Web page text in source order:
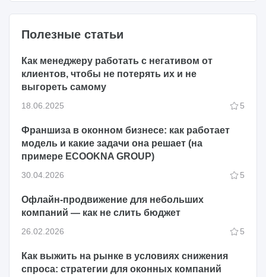
Полезные статьи
Как менеджеру работать с негативом от
клиентов, чтобы не потерять их и не
выгореть самому
18.06.2025 5
Франшиза в оконном бизнесе: как работает
модель и какие задачи она решает (на
примере ECOOKNA GROUP)
30.04.2026 5
Офлайн-продвижение для небольших
компаний — как не слить бюджет
26.02.2026 5
Как выжить на рынке в условиях снижения
спроса: стратегии для оконных компаний